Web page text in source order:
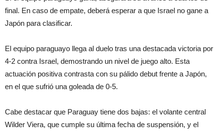
final. En caso de empate, deberá esperar a que Israel no gane a
Japón para clasificar.
El equipo paraguayo llega al duelo tras una destacada victoria por
4-2 contra Israel, demostrando un nivel de juego alto. Esta
actuación positiva contrasta con su pálido debut frente a Japón,
en el que sufrió una goleada de 0-5.
Cabe destacar que Paraguay tiene dos bajas: el volante central
Wilder Viera, que cumple su última fecha de suspensión, y el